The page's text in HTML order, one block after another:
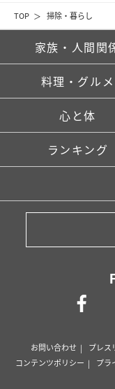
TOP 掃除・暮らし
家族・人間関
料理・グルメ
心と体
ランキング
お問い合わせ プレス
コンテンツポリシー
プラ